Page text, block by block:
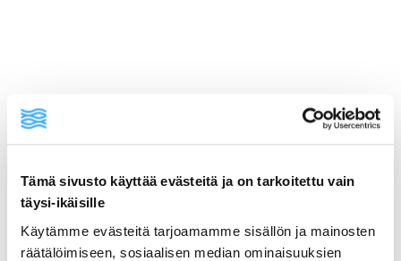
Tämä sivusto käyttää evästeitä ja on tarkoitettu vain
täysi-ikäisille
Käytämme evästeitä tarjoamamme sisällön ja mainosten
räätälöimiseen, sosiaalisen median ominaisuuksien
valmistusohje